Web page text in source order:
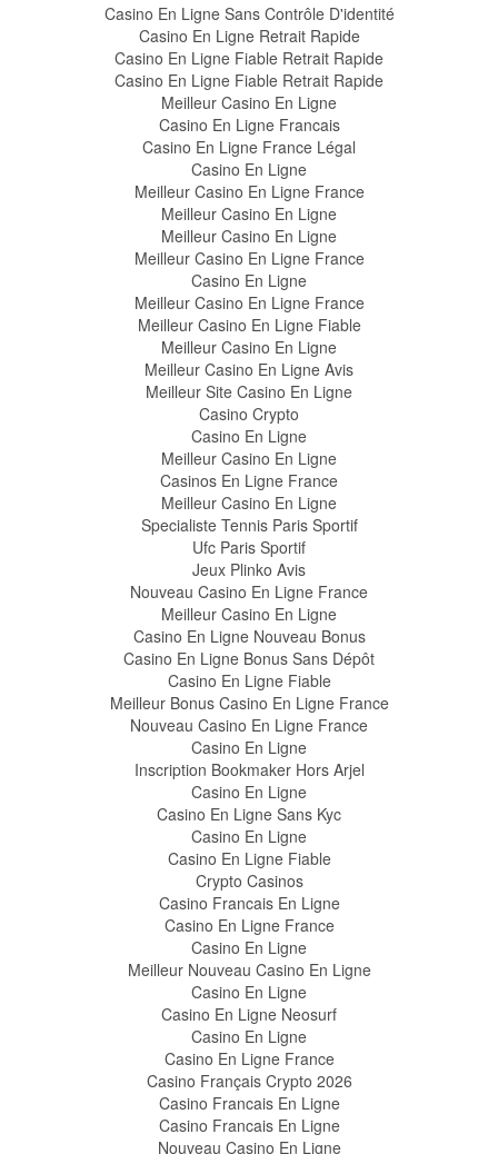
Casino En Ligne Sans Contrôle D'identité
Casino En Ligne Retrait Rapide
Casino En Ligne Fiable Retrait Rapide
Casino En Ligne Fiable Retrait Rapide
Meilleur Casino En Ligne
Casino En Ligne Francais
Casino En Ligne France Légal
Casino En Ligne
Meilleur Casino En Ligne France
Meilleur Casino En Ligne
Meilleur Casino En Ligne
Meilleur Casino En Ligne France
Casino En Ligne
Meilleur Casino En Ligne France
Meilleur Casino En Ligne Fiable
Meilleur Casino En Ligne
Meilleur Casino En Ligne Avis
Meilleur Site Casino En Ligne
Casino Crypto
Casino En Ligne
Meilleur Casino En Ligne
Casinos En Ligne France
Meilleur Casino En Ligne
Specialiste Tennis Paris Sportif
Ufc Paris Sportif
Jeux Plinko Avis
Nouveau Casino En Ligne France
Meilleur Casino En Ligne
Casino En Ligne Nouveau Bonus
Casino En Ligne Bonus Sans Dépôt
Casino En Ligne Fiable
Meilleur Bonus Casino En Ligne France
Nouveau Casino En Ligne France
Casino En Ligne
Inscription Bookmaker Hors Arjel
Casino En Ligne
Casino En Ligne Sans Kyc
Casino En Ligne
Casino En Ligne Fiable
Crypto Casinos
Casino Francais En Ligne
Casino En Ligne France
Casino En Ligne
Meilleur Nouveau Casino En Ligne
Casino En Ligne
Casino En Ligne Neosurf
Casino En Ligne
Casino En Ligne France
Casino Français Crypto 2026
Casino Francais En Ligne
Casino Francais En Ligne
Nouveau Casino En Ligne